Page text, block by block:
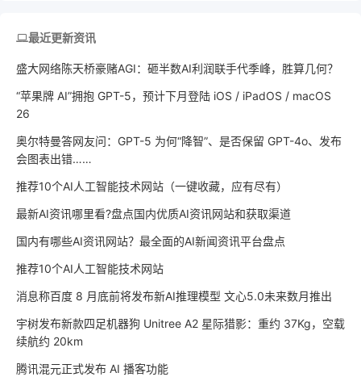
最近更新资讯
盛大网络陈天桥豪赌AGI：砸半数AI利润联手代季峰，胜算几何？
“苹果牌 AI”拥抱 GPT-5，预计下月登陆 iOS / iPadOS / macOS
26
奥尔特曼答网友问：GPT-5 为何“降智”、是否保留 GPT-4o、发布
会图表出错……
推荐10个AI人工智能技术网站（一键收藏，应有尽有）
最新AI资讯哪里看?盘点国内优质AI资讯网站和获取渠道
国内有哪些AI资讯网站？最全面的AI新闻资讯平台盘点
推荐10个AI人工智能技术网站
消息称百度 8 月底前将发布新AI推理模型 文心5.0未来数月推出
宇树发布新款四足机器狗 Unitree A2 星际猎影：重约 37Kg，空载
续航约 20km
腾讯混元正式发布 AI 播客功能